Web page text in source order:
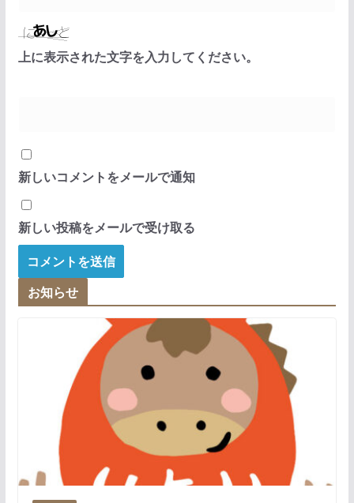
上に表示された文字を入力してください。
新しいコメントをメールで通知
新しい投稿をメールで受け取る
お知らせ